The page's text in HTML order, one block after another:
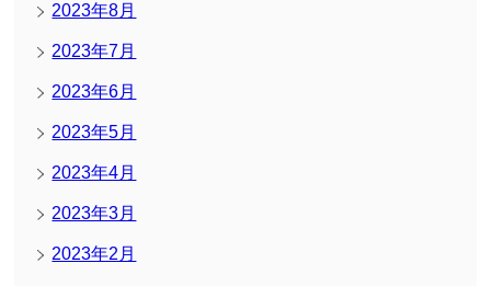
2023年8月
2023年7月
2023年6月
2023年5月
2023年4月
2023年3月
2023年2月